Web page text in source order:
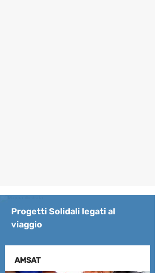
Progetti Solidali legati al
viaggio
AMSAT